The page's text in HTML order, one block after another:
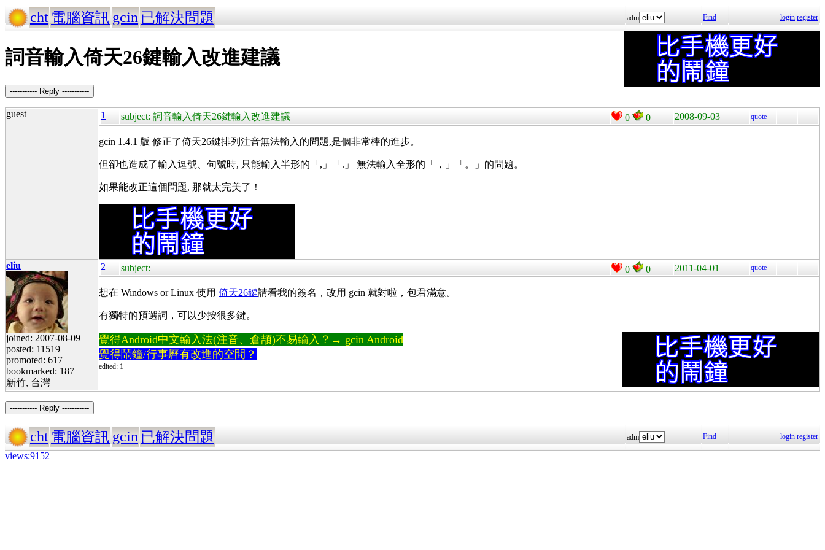
cht 電腦資訊 gcin 已解決問題 adm Find login register
詞音輸入倚天26鍵輸入改進建議
----------- Reply -----------
guest 1 subject: 詞音輸入倚天26鍵輸入改進建議 0 0 2008-09-03 quote
gcin 1.4.1 版 修正了倚天26鍵排列注音無法輸入的問題,是個非常棒的進步。
但卻也造成了輸入逗號、句號時, 只能輸入半形的「,」「.」 無法輸入全形的「，」「。」的問題。
如果能改正這個問題, 那就太完美了！
eliu
joined: 2007-08-09
posted: 11519
promoted: 617
bookmarked: 187
新竹, 台灣
2 subject: 0 0 2011-04-01 quote
想在 Windows or Linux 使用 倚天26鍵請看我的簽名，改用 gcin 就對啦，包君滿意。
有獨特的預選詞，可以少按很多鍵。
覺得Android中文輸入法(注音、倉頡)不易輸入？→ gcin Android
覺得鬧鐘/行事曆有改進的空間？
edited: 1
----------- Reply -----------
cht 電腦資訊 gcin 已解決問題 adm Find login register
views:9152